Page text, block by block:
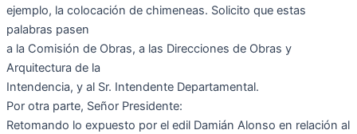
ejemplo, la colocación de chimeneas. Solicito que estas
palabras pasen
a la Comisión de Obras, a las Direcciones de Obras y
Arquitectura de la
Intendencia, y al Sr. Intendente Departamental.
Por otra parte, Señor Presidente:
Retomando lo expuesto por el edil Damián Alonso en relación al